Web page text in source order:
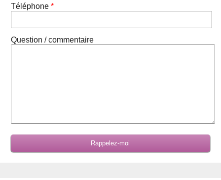
Téléphone*
Question / commentaire